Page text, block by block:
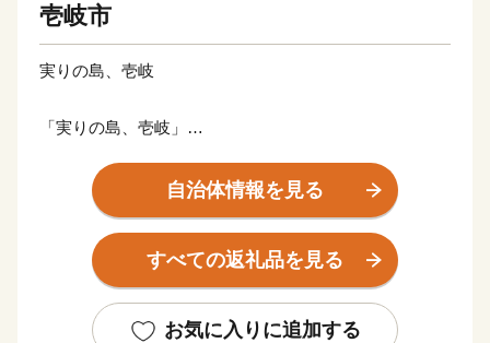
壱岐市
実りの島、壱岐
「実りの島、壱岐」
魏志倭人伝の時代から、大陸との交流の架け橋となって
きました。
人が島と共に生き、歴史・文化、豊かな自然に恵まれ
た、日本の原風景の残る島です。
示認定を受けた「壱岐焼酎」。
自治体情報を見る
すべての返礼品を見る
お気に入りに追加する